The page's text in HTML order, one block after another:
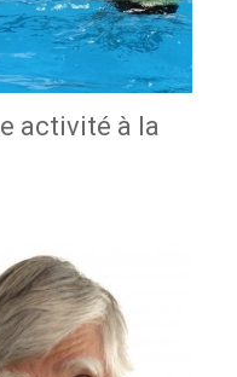
activité à la